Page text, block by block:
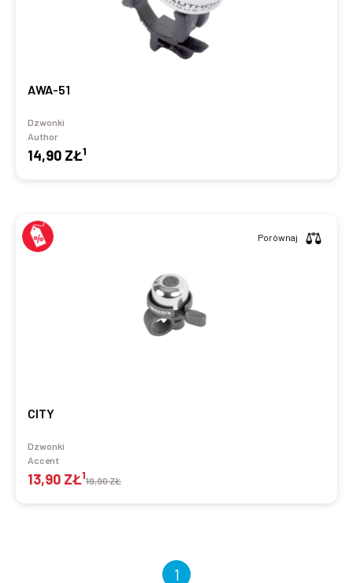
AWA-51
Dzwonki
Author
14,90 ZŁ1
CITY
Dzwonki
Accent
13,90 ZŁ119,90 ZŁ
Porównaj
1